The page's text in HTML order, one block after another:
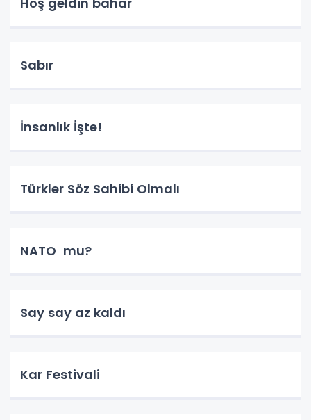
Sabır
İnsanlık İşte!
Türkler Söz Sahibi Olmalı
NATO mu?
Say say az kaldı
Kar Festivali